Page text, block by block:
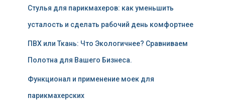
Стулья для парикмахеров: как уменьшить
усталость и сделать рабочий день комфортнее
ПВХ или Ткань: Что Экологичнее? Сравниваем
Полотна для Вашего Бизнеса.
Функционал и применение моек для
парикмахерских